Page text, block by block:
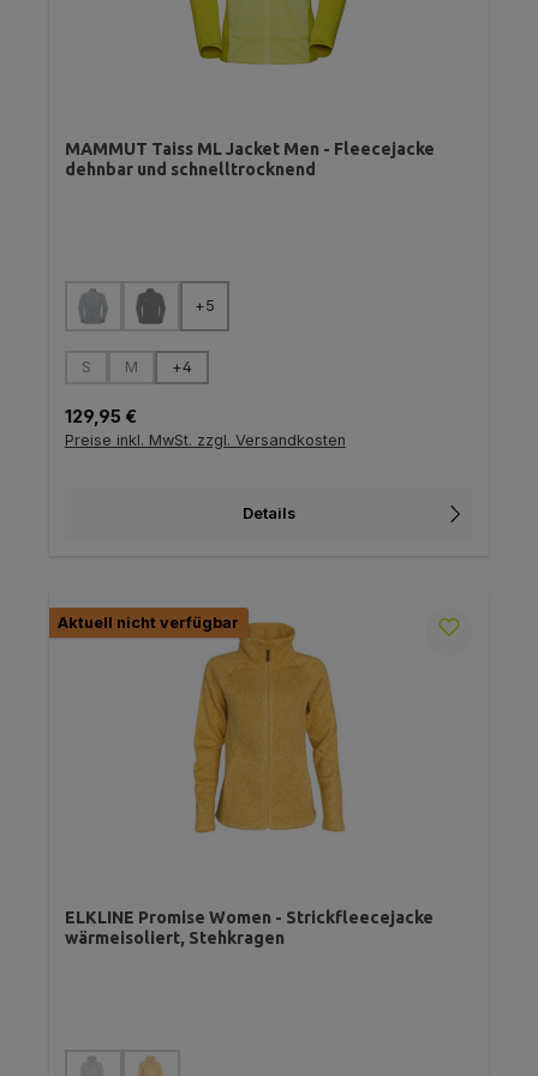
MAMMUT Taiss ML Jacket Men - Fleecejacke
dehnbar und schnelltrocknend
Farbe auswählen
(Diese Option ist zurzeit nicht verfügbar.)
(Diese Option ist zurzeit nicht verfügbar.)
+5
Größe auswählen
S
(Diese Option ist zurzeit nicht verfügbar.)
M
(Diese Option ist zurzeit nicht verfügbar.)
+4
Regulärer Preis:
129,95 €
Preise inkl. MwSt. zzgl. Versandkosten
Details
Aktuell nicht verfügbar
ELKLINE Promise Women - Strickfleecejacke
wärmeisoliert, Stehkragen
Farbe auswählen